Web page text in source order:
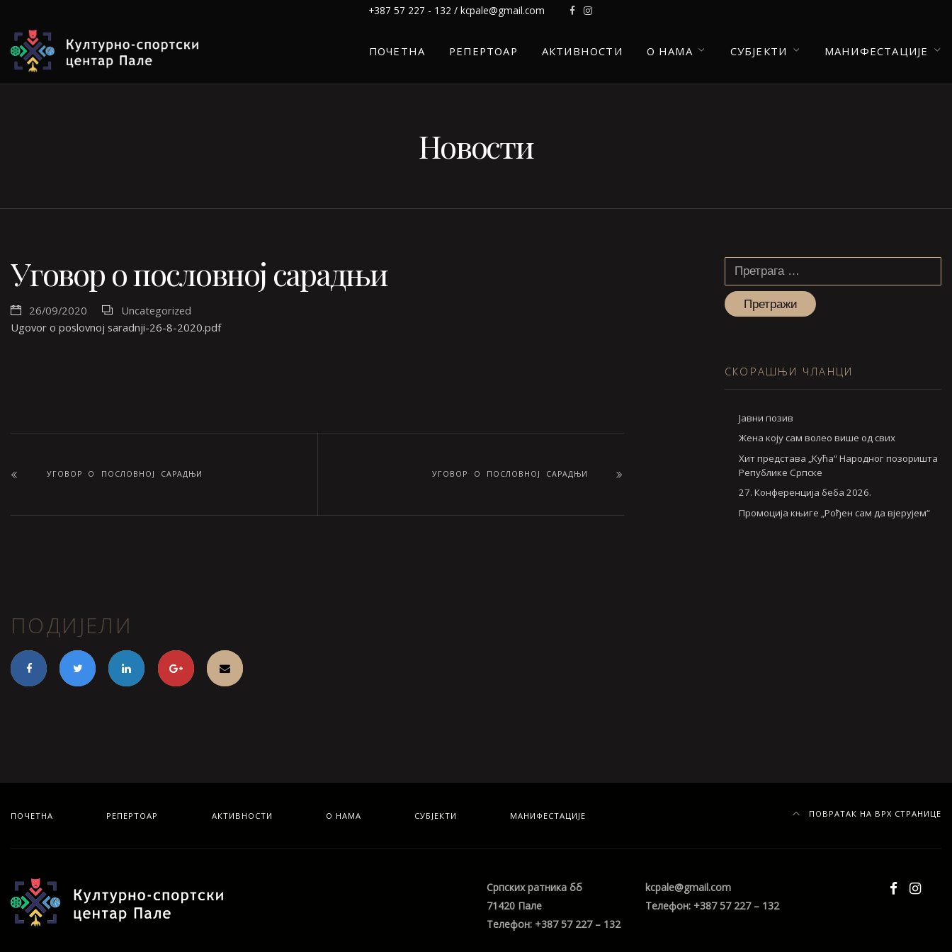
+387 57 227 - 132 / kcpale@gmail.com
ПОЧЕТНА РЕПЕРТОАР АКТИВНОСТИ О НАМА СУБЈЕКТИ МАНИФЕСТАЦИЈЕ
Новости
Уговор о пословној сарадњи
26/09/2020
Uncategorized
Ugovor o poslovnoj saradnji-26-8-2020.pdf
УГОВОР О ПОСЛОВНОЈ САРАДЊИ УГОВОР О ПОСЛОВНОЈ САРАДЊИ
ПОДИЈЕЛИ
за:
СКОРАШЊИ ЧЛАНЦИ
Jавни позив
Жена коју сам волео више од свих
Хит представа „Кућа“ Народног позоришта
Републике Српске
27. Конференција беба 2026.
Промоција књиге „Рођен сам да вјерујем“
ПОЧЕТНА РЕПЕРТОАР АКТИВНОСТИ О НАМА СУБЈЕКТИ МАНИФЕСТАЦИЈЕ ПОВРАТАК НА ВРХ СТРАНИЦЕ
Српских ратника бб
71420 Пале
Телефон: +387 57 227 – 132
kcpale@gmail.com
Телефон: +387 57 227 – 132